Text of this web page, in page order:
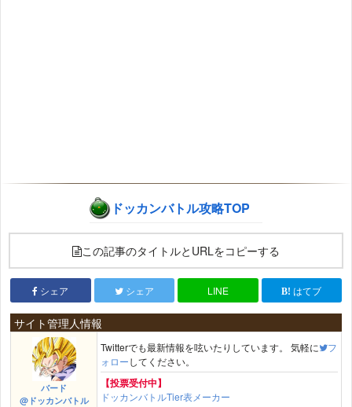
ドッカンバトル攻略TOP
この記事のタイトルとURLをコピーする
シェア シェア LINE はてブ
サイト管理人情報
バード
@ドッカンバトル
Twitterでも最新情報を呟いたりしています。 気軽に
フ
ォローしてください。
【投票受付中】
ドッカンバトルTier表メーカー